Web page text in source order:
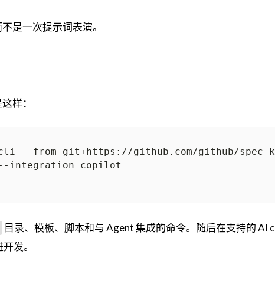
是一次提示词表演。
样：
--from git+https://github.com/github/spec-
目录、模板、脚本和与 Agent 集成的命令。随后在支持的 AI
发。